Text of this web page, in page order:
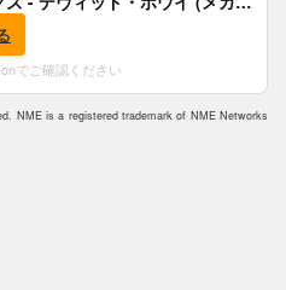
でご確認ください
NME is a registered trademark of NME Networks